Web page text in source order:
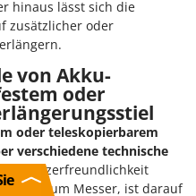
hinaus lässt sich die
zusätzlicher oder
von Akku-
oder
oder teleskopierbarem
verschiedene technische
Benutzerfreundlichkeit
bis zum Messer, ist darauf